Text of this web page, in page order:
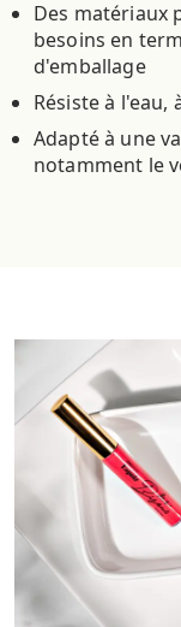
Des matériaux
besoins en
d'emballage
Résiste à l'eau,
Adapté à une
notamment le